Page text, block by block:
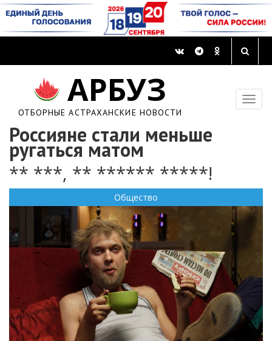
АРБУЗ
ОТБОРНЫЕ АСТРАХАНСКИЕ НОВОСТИ
Россияне стали меньше
ругаться матом
** ***, ** ****** *****!
Общество